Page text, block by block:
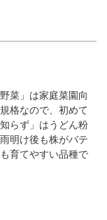
菜」は家庭菜園向
格なので、初めて
らず」はうどん粉
明け後も株がバテ
育てやすい品種で